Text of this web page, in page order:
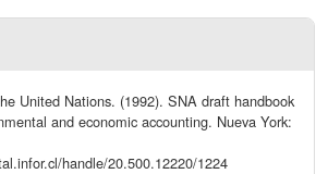
United Nations. (1992). SNA draft handbook
and economic accounting. Nueva York:
handle/20.500.12220/1224